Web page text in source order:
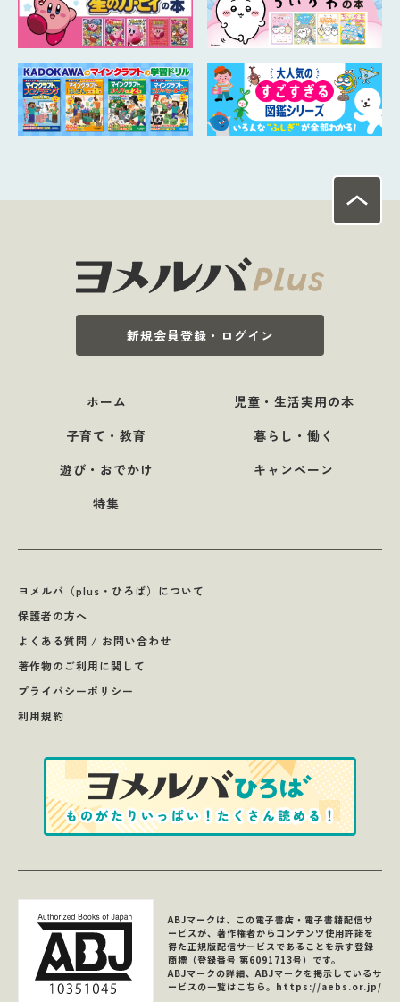
新規会員登録・ログイン
ホーム
児童・生活実用の本
子育て・教育
暮らし・働く
遊び・おでかけ
キャンペーン
特集
ヨメルバ（plus・ひろば）について
保護者の方へ
よくある質問 / お問い合わせ
著作物のご利用に関して
プライバシーポリシー
利用規約
ABJマークは、この電子書店・電子書籍配信サ
ービスが、著作権者からコンテンツ使用許諾を
得た正規版配信サービスであることを示す登録
商標（登録番号 第6091713号）です。
ABJマークの詳細、ABJマークを掲示しているサ
ービスの一覧はこちら。 https://aebs.or.jp/